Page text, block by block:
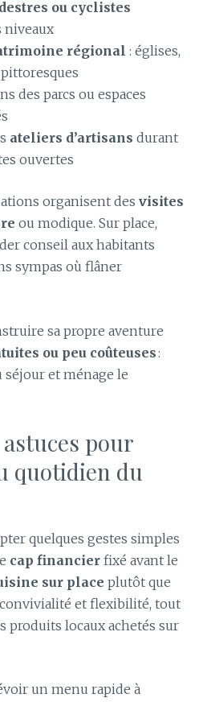
ou cyclistes
niveaux
régional : églises,
des parcs ou espaces
ateliers d’artisans durant
ouvertes
organisent desvisites
ou modique. Sur place,
conseil aux habitants
sympas où flâner
sa propre aventure
ou peu coûteuses:
séjour et ménage le
pour
quotidien du
quelques gestes simples
cap financier fixé avant le
sur place plutôt que
et flexibilité, tout
produits locaux achetés sur
un menu rapide à